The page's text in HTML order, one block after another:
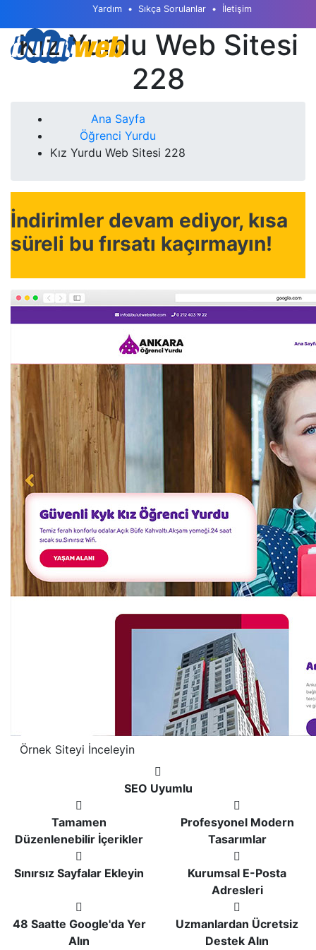
Yardım Sıkça Sorulanlar İletişim
Kız Yurdu Web Sitesi
228
Ana Sayfa
Öğrenci Yurdu
Kız Yurdu Web Sitesi 228
İndirimler devam ediyor, kısa
süreli bu fırsatı kaçırmayın!
Örnek Siteyi İnceleyin
SEO Uyumlu
Tamamen
Düzenlenebilir İçerikler
Profesyonel Modern
Tasarımlar
Sınırsız Sayfalar Ekleyin
Kurumsal E-Posta
Adresleri
48 Saatte Google'da Yer
Alın
Uzmanlardan Ücretsiz
Destek Alın